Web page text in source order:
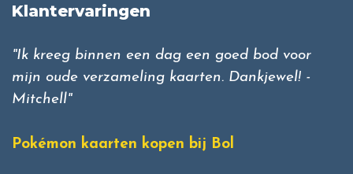
Klantervaringen
"Ik kreeg binnen een dag een goed bod voor
mijn oude verzameling kaarten. Dankjewel! -
Mitchell"
Pokémon kaarten kopen bij Bol